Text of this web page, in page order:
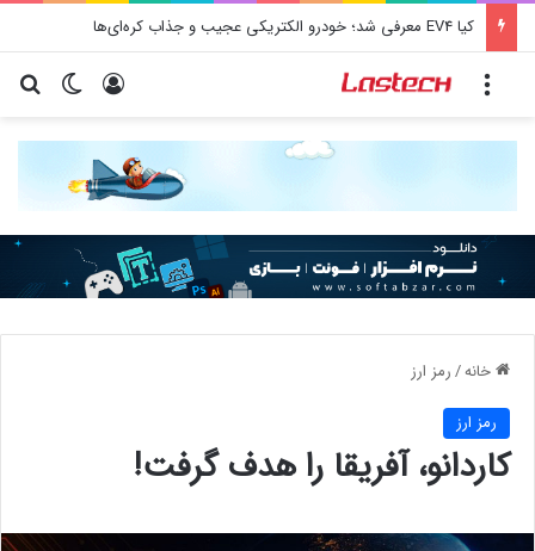
کیا EV4 معرفی شد؛ خودرو الکتریکی عجیب و جذاب کره‌ای‌ها
تغییر ورود
خانه/رمز ارز
رمز ارز
کاردانو، آفریقا را هدف گرفت!